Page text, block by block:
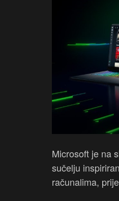
Microsoft je na
sučelju
računalima,